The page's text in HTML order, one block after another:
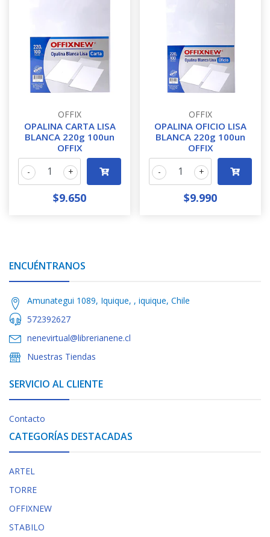
OFFIX
OPALINA CARTA LISA
BLANCA 220g 100un
OFFIX
+
-
$9.650
OFFIX
OPALINA OFICIO LISA
BLANCA 220g 100un
OFFIX
+
-
$9.990
ENCUÉNTRANOS
Amunategui 1089, Iquique, , iquique, Chile
572392627
nenevirtual@librerianene.cl
Nuestras Tiendas
SERVICIO AL CLIENTE
Contacto
CATEGORÍAS DESTACADAS
ARTEL
TORRE
OFFIXNEW
STABILO